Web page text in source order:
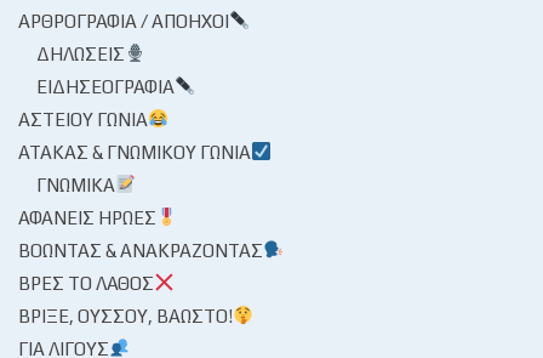
ΑΡΘΡΟΓΡΑΦΊΑ / ΑΠΌΗΧΟΙ
ΔΗΛΏΣΕΙΣ
ΕΙΔΗΣΕΟΓΡΑΦΊΑ
ΑΣΤΕΊΟΥ ΓΩΝΊΑ
ΑΤΆΚΑΣ & ΓΝΩΜΙΚΟΎ ΓΩΝΊΑ
ΓΝΩΜΙΚΆ
ΑΦΑΝΕΊΣ ΉΡΩΕΣ
ΒΟΏΝΤΑΣ & ΑΝΑΚΡΆΖΟΝΤΑΣ
ΒΡΕΣ ΤΟ ΛΆΘΟΣ
ΒΡΊΞΕ, ΟΎΣΣΟΥ, ΒΆΩΣΤΟ!
ΓΙΑ ΛΊΓΟΥΣ